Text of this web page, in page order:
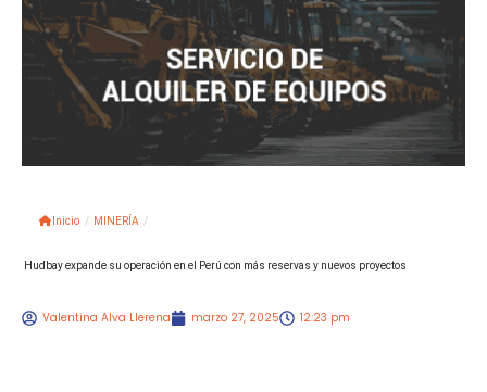
Inicio / MINERÍA /
Hudbay expande su operación en el Perú con más reservas y nuevos proyectos
Valentina Alva Llerena marzo 27, 2025 12:23 pm